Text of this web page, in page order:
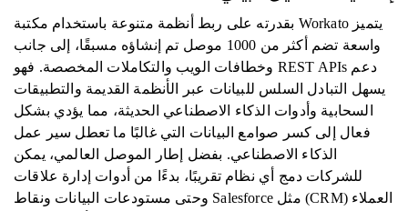
يتميز Workato بقدرته على ربط أنظمة متنوعة باستخدام مكتبة
واسعة تضم أكثر من 1000 موصل تم إنشاؤه مسبقًا، إلى جانب
دعم REST APIs وخطافات الويب والتكاملات المخصصة. فهو
يسهل التبادل السلس للبيانات عبر الأنظمة القديمة والتطبيقات
السحابية وأدوات الذكاء الاصطناعي الحديثة، مما يؤدي بشكل
فعال إلى كسر صوامع البيانات التي غالبًا ما تعطل سير عمل
الذكاء الاصطناعي. بفضل إطار الموصل العالمي، يمكن
للشركات دمج أي نظام تقريبًا، بدءًا من أدوات إدارة علاقات
العملاء (CRM) مثل Salesforce وحتى مستودعات البيانات ونقاط